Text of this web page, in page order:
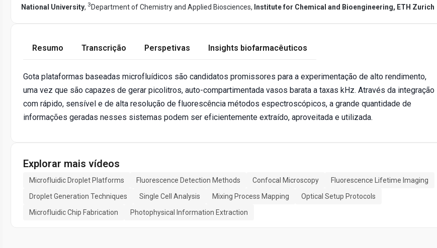
National University, 3 Department of Chemistry and Applied Biosciences, Institute for Chemical and Bioengineering, ETH Zurich
Resumo Transcrição Perspetivas Insights biofarmacêuticos
Gota plataformas baseadas microfluídicos são candidatos promissores para a experimentação de alto rendimento,
uma vez que são capazes de gerar picolitros, auto-compartimentada vasos barata a taxas kHz. Através da integração
com rápido, sensível e de alta resolução de fluorescência métodos espectroscópicos, a grande quantidade de
informações geradas nesses sistemas podem ser eficientemente extraído, aproveitada e utilizada.
Explorar mais vídeos
Microfluidic Droplet Platforms Fluorescence Detection Methods Confocal Microscopy
Fluorescence Lifetime Imaging
Droplet Generation Techniques
Single Cell Analysis Mixing Process Mapping
Optical Setup Protocols
Microfluidic Chip Fabrication
Photophysical Information Extraction